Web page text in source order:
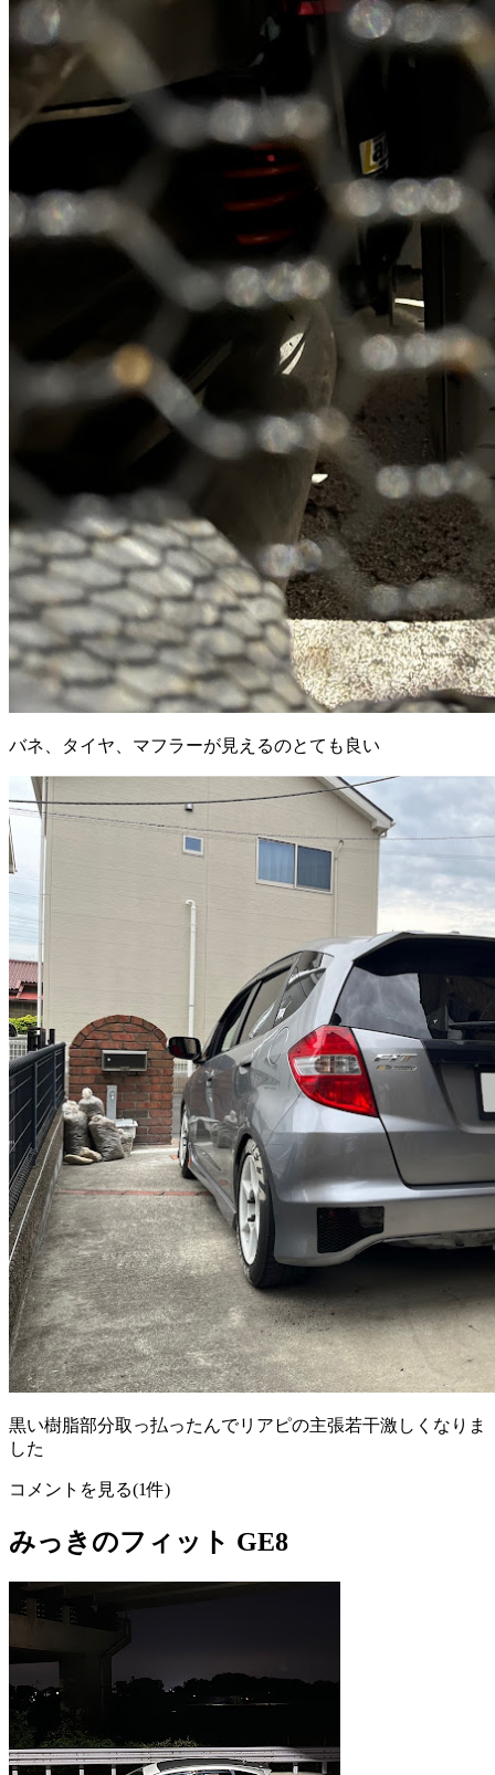
バネ、タイヤ、マフラーが見えるのとても良い
黒い樹脂部分取っ払ったんでリアピの主張若干激しくなりま
した
コメントを見る(1件)
みっきのフィット GE8